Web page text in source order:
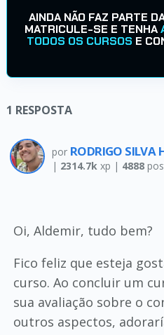
AINDA NÃO FAZ PARTE
MATRICULE-SE E TENHA
TODOS OS CURSOS E
1 RESPOSTA
por RODRIGO SILVA
| 2314.7kxp | 4888
Oi, Aldemir, tudo bem?
Fico feliz que esteja
curso. Ao concluir um
sua avaliação sobre o
outros aspectos,